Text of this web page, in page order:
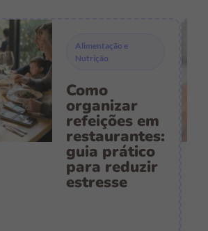
Alimentação e
Nutrição
Como
organizar
refeições em
restaurantes:
guia prático
para reduzir
estresse